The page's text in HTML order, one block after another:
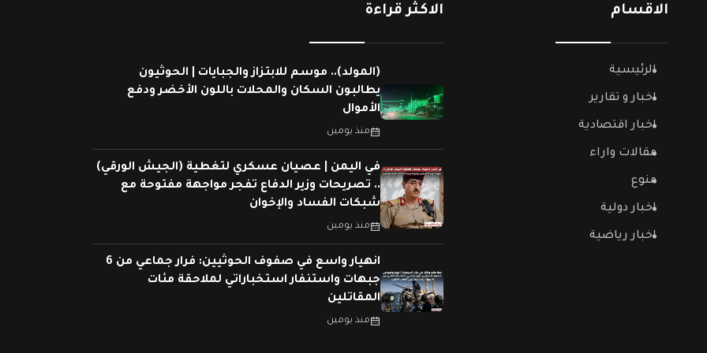
الاقسام
الرئيسية
اخبار و تقارير
اخبار اقتصادية
مقالات واراء
منوع
اخبار دولية
اخبار رياضية
الاكثر قراءة
(المولد).. موسم للابتزاز والجبايات | الحوثيون
يطالبون السكان والمحلات باللون الأخضر ودفع
الأموال
منذ يومين
في اليمن | عصيان عسكري لتغطية (الجيش الورقي)
.. تصريحات وزير الدفاع تفجر مواجهة مفتوحة مع
شبكات الفساد والإخوان
منذ يومين
انهيار واسع في صفوف الحوثيين: فرار جماعي من 6
جبهات واستنفار استخباراتي لملاحقة مئات
المقاتلين
منذ يومين